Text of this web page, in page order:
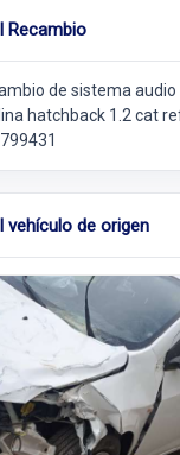
Recambio
de sistema
hatchback 1.2 cat
vehículo de origen